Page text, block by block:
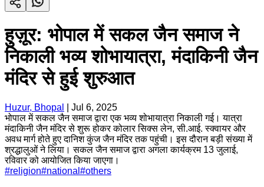
हुज़ूर: भोपाल में सकल जैन समाज ने
निकाली भव्य शोभायात्रा, मंदाकिनी जैन
मंदिर से हुई शुरुआत
Huzur, Bhopal
Jul 6, 2025
भोपाल में सकल जैन समाज द्वारा एक भव्य शोभायात्रा निकाली गई। यात्रा
मंदाकिनी जैन मंदिर से शुरू होकर कोलार सिक्स लेन, सी.आई. स्क्वायर और
अवध मार्ग होते हुए दानिश कुंज जैन मंदिर तक पहुंची। इस दौरान बड़ी संख्या में
श्रद्धालुओं ने लिया। सकल जैन समाज द्वारा अगला कार्यक्रम 13 जुलाई,
रविवार को आयोजित किया जाएगा।
#religion#national #others